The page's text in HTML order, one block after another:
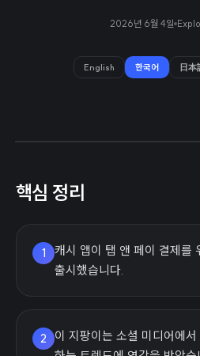
2026년 6월 4일
English 한국어 日本
핵심 정리
1
캐시 앱이 탭 앤 페이 결제를
출시했습니다.
2
이 지팡이는 소셜 미디어에